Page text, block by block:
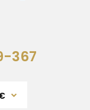
367